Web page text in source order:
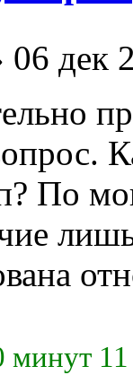
06 дек
По
минут